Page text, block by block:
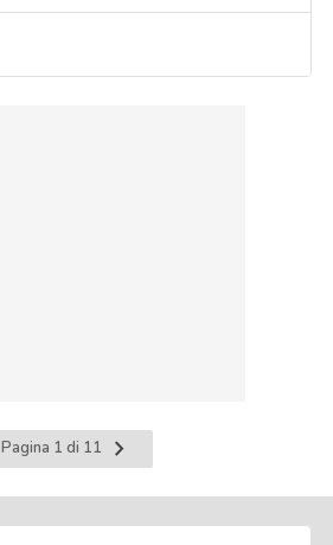
Pagina 1 di 11
Pagina
successiva